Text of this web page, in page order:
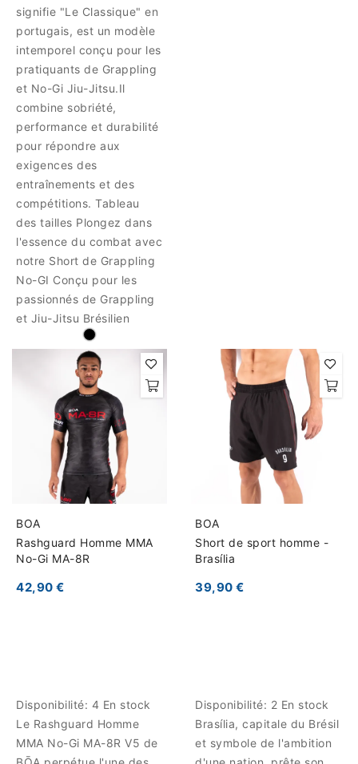
signifie "Le Classique" en
portugais, est un modèle
intemporel conçu pour les
pratiquants de Grappling
et No-Gi Jiu-Jitsu.Il
combine sobriété,
performance et durabilité
pour répondre aux
exigences des
entraînements et des
compétitions. Tableau
des tailles Plongez dans
l'essence du combat avec
notre Short de Grappling
No-GI Conçu pour les
passionnés de Grappling
et Jiu-Jitsu Brésilien
BOA
Rashguard Homme MMA
No-Gi MA-8R
42,90 €
Disponibilité: 4 En stock
Le Rashguard Homme
MMA No-Gi MA-8R V5 de
BOA
Short de sport homme -
Brasília
39,90 €
Disponibilité: 2 En stock
Brasília, capitale du Brésil
et symbole de l'ambition